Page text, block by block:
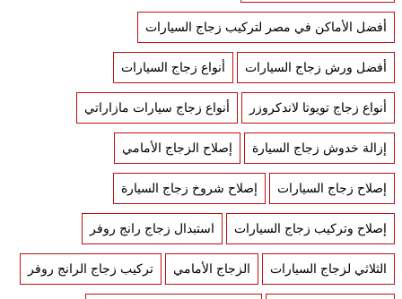
أفضل الأماكن في مصر لتركيب زجاج السيارات
أفضل ورش زجاج السيارات أنواع زجاج السيارات
أنواع زجاج تويوتا لاندكروزر أنواع زجاج سيارات مازاراتي
إزالة خدوش زجاج السيارة إصلاح الزجاج الأمامي
إصلاح زجاج السيارات إصلاح شروخ زجاج السيارة
إصلاح وتركيب زجاج السيارات استبدال زجاج رانج روفر
الثلاثي لزجاج السيارات الزجاج الأمامي تركيب زجاج الرانج روفر